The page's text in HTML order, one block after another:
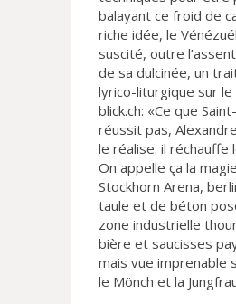
balayant ce froid de
riche idée, le
suscité, outre
de sa dulcinée, un
lyrico-liturgique sur le
blick.ch: «Ce que
réussit pas,
le réalise: il réchauffe
On appelle ça la
Stockhorn Arena,
taule et de béton
zone industrielle
bière et saucisses
mais vue imprenable
le Mönch et la